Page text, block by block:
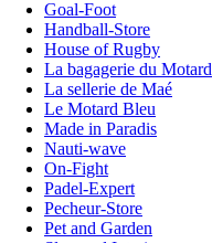
Goal-Foot
Handball-Store
House of Rugby
La bagagerie du Motard
La sellerie de Maé
Le Motard Bleu
Made in Paradis
Nauti-wave
On-Fight
Padel-Expert
Pecheur-Store
Pet and Garden